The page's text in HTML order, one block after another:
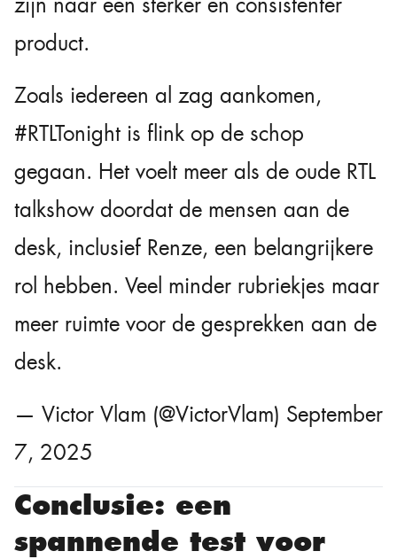
product.
Zoals iedereen al zag aankomen,
#RTLTonight is flink op de schop
gegaan. Het voelt meer als de oude RTL
talkshow doordat de mensen aan de
desk, inclusief Renze, een belangrijkere
rol hebben. Veel minder rubriekjes maar
meer ruimte voor de gesprekken aan de
desk.
— Victor Vlam (@VictorVlam) September
7, 2025
Conclusie: een
spannende test voor